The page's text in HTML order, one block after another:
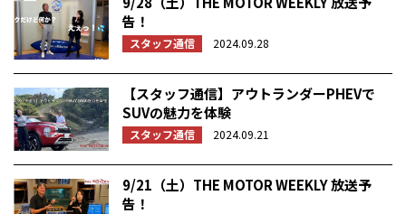
告！
スタッフ通信 2024.09.28
【スタッフ通信】アウトランダーPHEVで
SUVの魅力を体験
スタッフ通信 2024.09.21
9/21（土）THE MOTOR WEEKLY 放送予
告！